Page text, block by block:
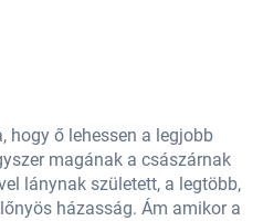
hogy ő lehessen a legjobb
magának a császárnak
lánynak született, a legtöbb,
házasság. Ám amikor a